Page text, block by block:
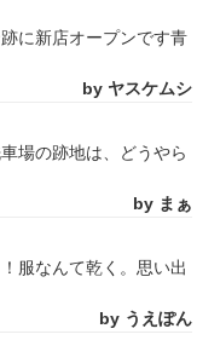
に新店オープンです青
by ヤスケムシ
場の跡地は、どうやら
by まぁ
服なんて乾く。思い出
by うえぽん